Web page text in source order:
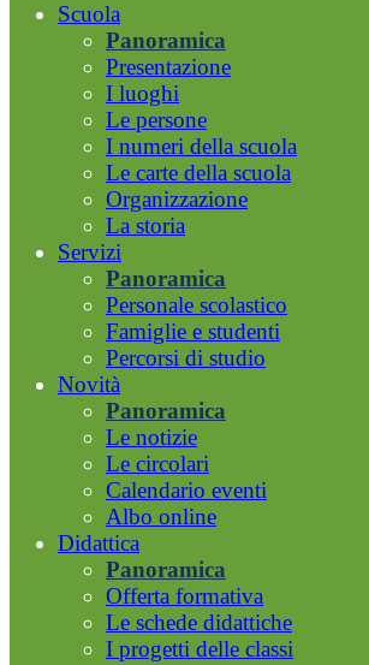
Scuola
Panoramica
Presentazione
I luoghi
Le persone
I numeri della scuola
Le carte della scuola
Organizzazione
La storia
Servizi
Panoramica
Personale scolastico
Famiglie e studenti
Percorsi di studio
Novità
Panoramica
Le notizie
Le circolari
Calendario eventi
Albo online
Didattica
Panoramica
Offerta formativa
Le schede didattiche
I progetti delle classi